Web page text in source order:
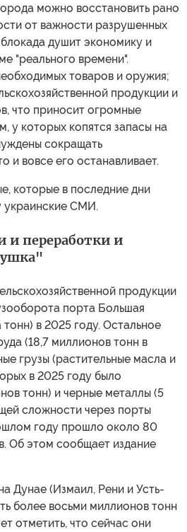
можно восстановить рано
от важности разрушенных
душит экономику и
"реального времени".
товаров и оружия;
продукции и
что приносит огромные
у которых копятся запасы на
сокращать
и вовсе его останавливает.
которые в последние дни
украинские СМИ.
и переработки и
продукции
порта Большая
в 2025 году. Остальное
(18,7 миллионов тонн в
грузы (растительные масла и
в 2025 году было
тонн) и черные металлы (5
сложности через порты
году прошло около 80
Об этом сообщает издание
Дунае (Измаил, Рени и Усть-
более восьми миллионов тонн
отметить, что сейчас они